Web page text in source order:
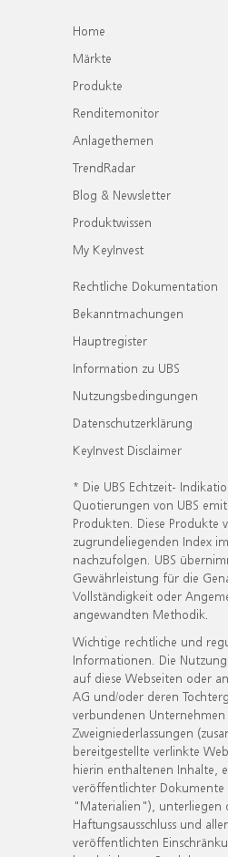
Home
Märkte
Produkte
Renditemonitor
Anlagethemen
TrendRadar
Blog & Newsletter
Produktwissen
My KeyInvest
Rechtliche Dokumentation
Bekanntmachungen
Hauptregister
Information zu UBS
Nutzungsbedingungen
Datenschutzerklärung
KeyInvest Disclaimer
* Die UBS Echtzeit-
Quotierungen von UBS
Produkten. Diese Produkte
zugrundeliegenden Index
nachzufolgen. UBS
Gewährleistung für die
Vollständigkeit oder
angewandten Methodik.
Wichtige rechtliche und
Informationen. Die
auf diese Webseiten oder
AG und/oder deren
verbundenen
Zweigniederlassungen
bereitgestellte verlinkte
hierin enthaltenen Inhalte,
veröffentlichter Dokumente
"Materialien"), unterliegen
Haftungsausschluss und
veröffentlichten